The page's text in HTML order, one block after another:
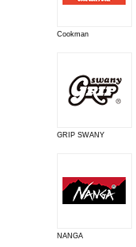
Cookman
GRIP SWANY
NANGA